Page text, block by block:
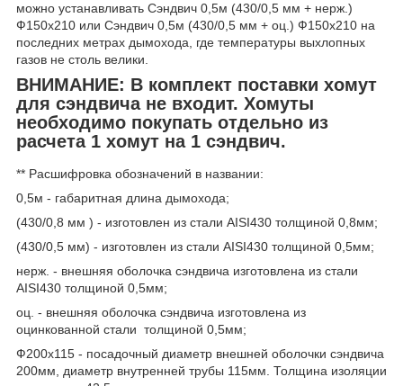
можно устанавливать Сэндвич 0,5м (430/0,5 мм + нерж.)
Ф150х210 или Сэндвич 0,5м (430/0,5 мм + оц.) Ф150х210 на
последних метрах дымохода, где температуры выхлопных
газов не столь велики.
ВНИМАНИЕ: В комплект поставки хомут
для сэндвича не входит. Хомуты
необходимо покупать отдельно из
расчета 1 хомут на 1 сэндвич.
** Расшифровка обозначений в названии:
0,5м - габаритная длина дымохода;
(430/0,8 мм ) - изготовлен из стали AISI430 толщиной 0,8мм;
(430/0,5 мм) - изготовлен из стали AISI430 толщиной 0,5мм;
нерж. - внешняя оболочка сэндвича изготовлена из стали
AISI430 толщиной 0,5мм;
оц. - внешняя оболочка сэндвича изготовлена из
оцинкованной стали толщиной 0,5мм;
Ф200х115 - посадочный диаметр внешней оболочки сэндвича
200мм, диаметр внутренней трубы 115мм. Толщина изоляции